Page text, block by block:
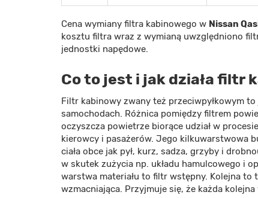
Cena wymiany filtra kabinowego w Nissan
kosztu filtra wraz z wymianą uwzględniono
jednostki napędowe.
Co to jest i jak działa filtr
Filtr kabinowy zwany też przeciwpyłkowym
samochodach. Różnica pomiędzy filtrem
oczyszcza powietrze biorące udział w
kierowcy i pasażerów. Jego kilkuwarstwowa
ciała obce jak pył, kurz, sadza, grzyby i
w skutek zużycia np. układu hamulcowego i
warstwa materiału to filtr wstępny. Kolejna
wzmacniająca. Przyjmuje się, że każda